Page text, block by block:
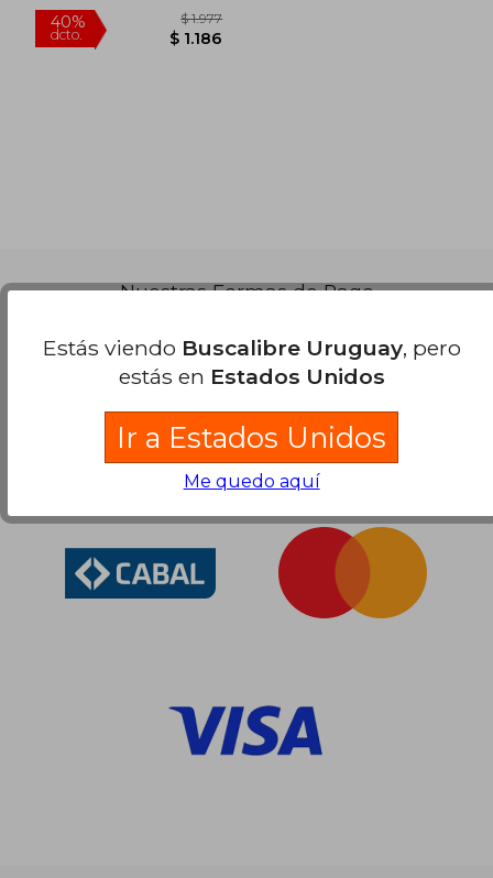
Nuestras Formas de Pago
Estás viendo Buscalibre Uruguay, pero
estás en Estados Unidos
Ir a Estados Unidos
Me quedo aquí